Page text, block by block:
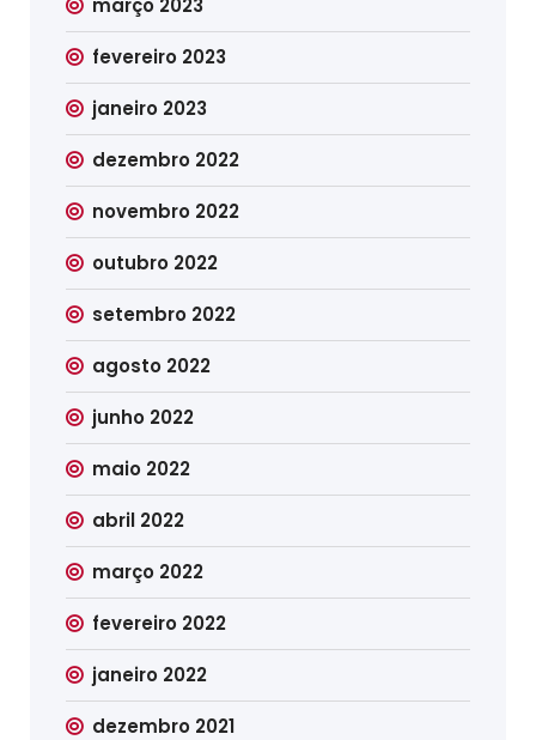
fevereiro 2023
janeiro 2023
dezembro 2022
novembro 2022
outubro 2022
setembro 2022
agosto 2022
junho 2022
maio 2022
abril 2022
março 2022
fevereiro 2022
janeiro 2022
dezembro 2021